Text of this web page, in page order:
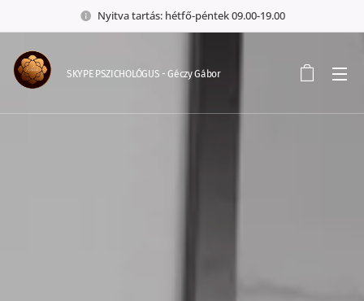
Nyitva tartás: hétfő-péntek 09.00-19.00
SKYPE PSZICHOLÓGUS - Géczy Gábor